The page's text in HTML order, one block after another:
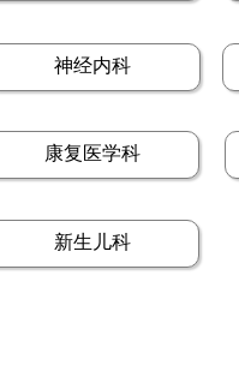
神经内科
康复医学科
新生儿科